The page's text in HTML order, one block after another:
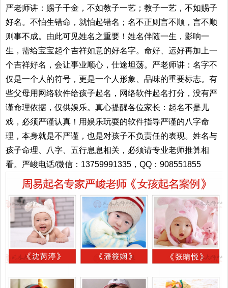
严老师讲：赐子千金，不如教子一艺；教子一艺，不如赐子
好名。不怕生错命，就怕起错名；名不正则言不顺，言不顺
则事不成。由此可见姓名之重要！姓名伴随一生，影响一
生，需给宝宝起个吉祥如意的好名字。命好、运好再加上一
个吉祥好名，会让事业顺心，仕途坦荡。严老师讲：名字不
仅是一个人的符号，更是一个人形象、品味的重要标志。有
些父母用网络软件给孩子起名，网络软件起名打分，没有严
谨命理依据，仅供娱乐。真心提醒各位家长：起名不是儿
戏，必须严谨认真！用娱乐玩耍的软件指导严谨的八字命
理，本身就是不严谨，也是对孩子不负责任的表现。姓名与
孩子命理、八字、五行息息相关，必须请专业老师推算相
看。严峻电话/微信：13759991335，QQ：908551855